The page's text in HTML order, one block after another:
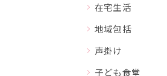
在宅生活
地域包括
声掛け
子ども食堂